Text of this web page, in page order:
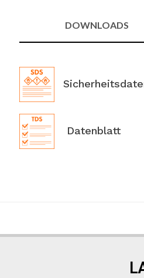
DOWNLOADS
Datenblatt